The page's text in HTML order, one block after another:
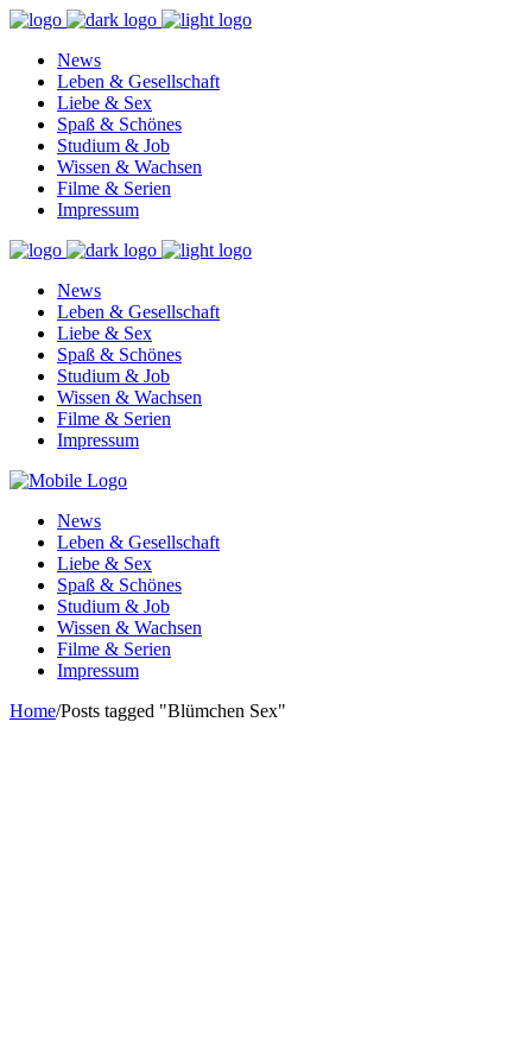
News
Leben & Gesellschaft
Liebe & Sex
Spaß & Schönes
Studium & Job
Wissen & Wachsen
Filme & Serien
Impressum
News
Leben & Gesellschaft
Liebe & Sex
Spaß & Schönes
Studium & Job
Wissen & Wachsen
Filme & Serien
Impressum
News
Leben & Gesellschaft
Liebe & Sex
Spaß & Schönes
Studium & Job
Wissen & Wachsen
Filme & Serien
Impressum
Home/Posts tagged "Blümchen Sex"